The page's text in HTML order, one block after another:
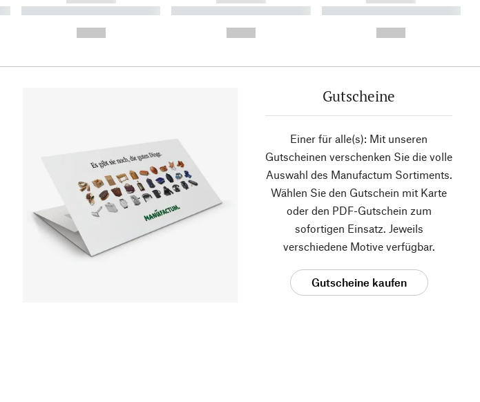
----------- ----------- ----------
----------- ----------- ----------
----------- ----------- ----------
Gutscheine
Einer für alle(s): Mit unseren
Gutscheinen verschenken Sie die volle
Auswahl des Manufactum Sortiments.
Wählen Sie den Gutschein mit Karte
oder den PDF-Gutschein zum
sofortigen Einsatz. Jeweils
verschiedene Motive verfügbar.
Gutscheine kaufen